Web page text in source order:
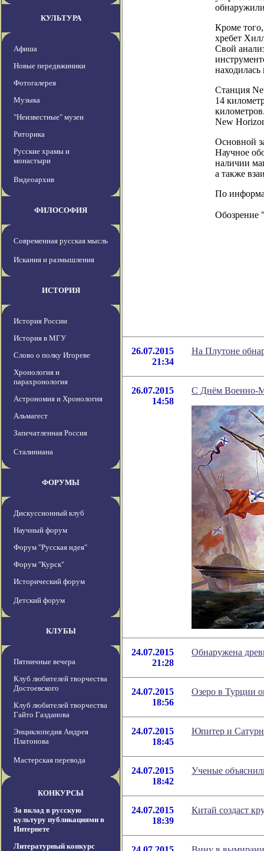
КУЛЬТУРА
Афиша
Новые передвжиники
Фотогалерея
Музыка
"Неизвестные" музеи
Риторика
Русские храмы и
монастыри
Видеоархив
ФИЛОСОФИЯ
Современная русская мысль
Искания и размышления
ИСТОРИЯ
История России
История в МГУ
Слово о полку Игореве
Хронология и
парахронология
Астрономия и Хронология
Альмагест
Запечатленная Россия
Сталиниана
ФОРУМЫ
Дискуссионный клуб
Научный форум
Форум "Русская идея"
Форум "Курск"
Исторический форум
Детский форум
КЛУБЫ
Пятничные вечера
Клуб любителей творчества
Достоевского
Клуб любителей творчества
Гайто Газданова
Энциклопедия Андрея
Платонова
Мастерская перевода
КОНКУРСЫ
За вклад в русскую
культуру публикациями в
Интернете
Литературный конкурс
Кроме
хребет
Свой
Станция
14
New
Основной
Научное
наличии
а также
По
Обозрение
26.07.2015
21:34
На Плутоне
26.07.2015
14:58
С Днём Военно-
24.07.2015
21:28
Обнаружена
24.07.2015
18:56
Озеро в Турции
24.07.2015
18:45
Юпитер и Сатурн
24.07.2015
18:42
Ученые
24.07.2015
18:39
Китай создаст